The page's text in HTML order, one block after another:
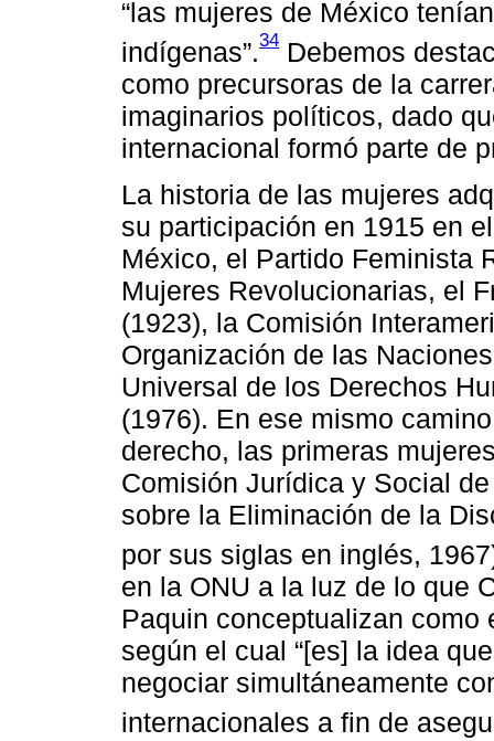
“las mujeres de México
indígenas”.34 Debemos
como precursoras de la
imaginarios políticos, dado
internacional formó parte de
La historia de las mujeres
su participación en 1915 en
México, el Partido Feminista
Mujeres Revolucionarias, el
(1923), la Comisión
Organización de las
Universal de los Derechos
(1976). En ese mismo
derecho, las primeras
Comisión Jurídica y Social
sobre la Eliminación de la
por sus siglas en inglés,
en la ONU a la luz de lo que
Paquin conceptualizan
según el cual “[es] la idea
negociar simultáneamente
internacionales a fin de